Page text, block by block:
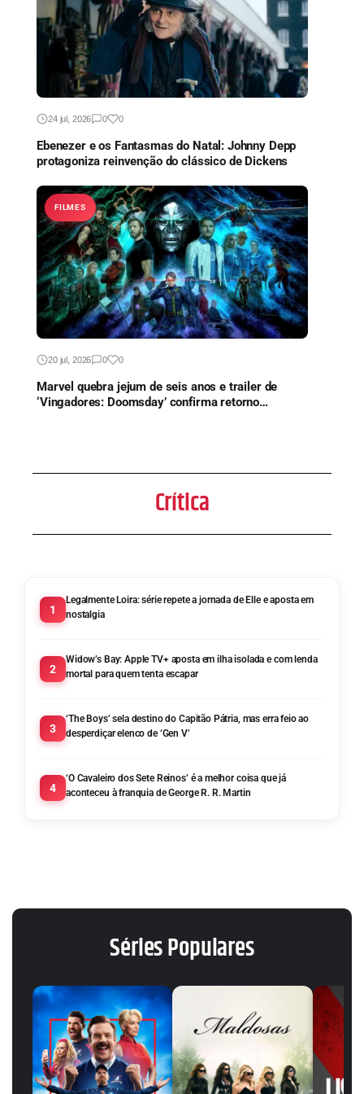
24 jul, 2026 0 0
Ebenezer e os Fantasmas do Natal: Johnny Depp
protagoniza reinvenção do clássico de Dickens
FILMES
20 jul, 2026 0 0
Marvel quebra jejum de seis anos e trailer de
‘Vingadores: Doomsday’ confirma retorno
Crítica
1
Legalmente Loira: série repete a jornada de Elle e aposta em
nostalgia
2
Widow’s Bay: Apple TV+ aposta em ilha isolada e com lenda
mortal para quem tenta escapar
3
‘The Boys’ sela destino do Capitão Pátria, mas erra feio ao
desperdiçar elenco de ‘Gen V’
4
‘O Cavaleiro dos Sete Reinos’ é a melhor coisa que já
aconteceu à franquia de George R. R. Martin
Séries Populares